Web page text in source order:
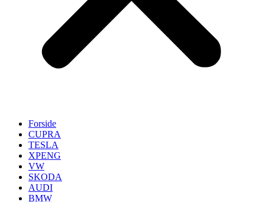
Forside
CUPRA
TESLA
XPENG
VW
SKODA
AUDI
BMW